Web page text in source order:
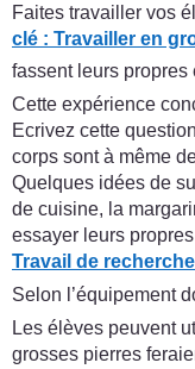
Faites travailler vos
clé : Travailler en
fassent leurs propres
Cette expérience
Ecrivez cette
corps sont à même
Quelques idées de
de cuisine, la
essayer leurs
Travail de
Selon l’équipement
Les élèves peuvent
grosses pierres